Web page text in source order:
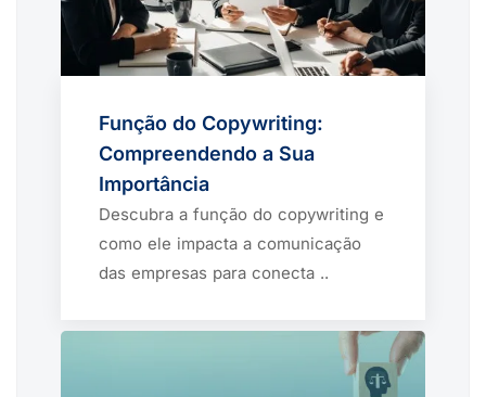
Função do Copywriting:
Compreendendo a Sua
Importância
Descubra a função do copywriting e
como ele impacta a comunicação
das empresas para conecta ..